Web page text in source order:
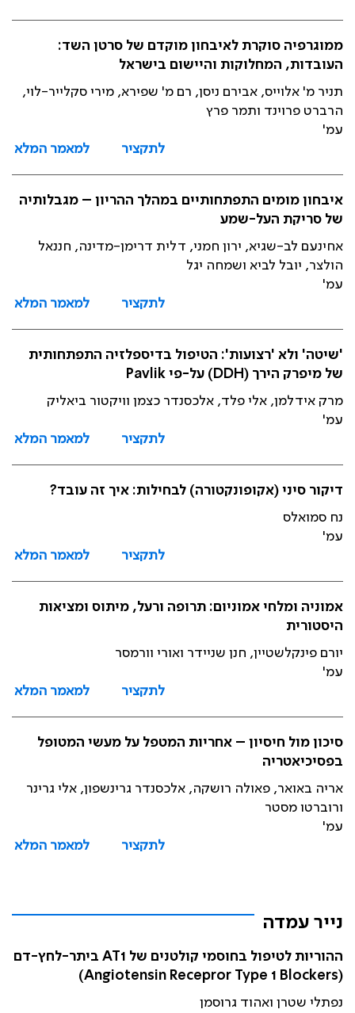
ממוגרפיה סוקרת לאיבחון מוקדם של סרטן השד:
העובדות, המחלוקות והיישום בישראל
תניר מ' אלוייס, אבירם ניסן, רם מ' שפירא, מירי סקלייר-לוי,
הרברט פרוינד ותמר פרץ
עמ'
לתקציר
למאמר המלא
איבחון מומים התפתחותיים במהלך ההריון – מגבלותיה
של סריקת העל-שמע
אחינעם לב-שגיא, ירון חמני, דלית דרימן-מדינה, חננאל
הולצר, יובל לביא ושמחה יגל
עמ'
לתקציר
למאמר המלא
'שיטה' ולא 'רצועות': הטיפול בדיספלזיה התפתחותית
של מיפרק הירך (DDH) על-פי Pavlik
מרק אידלמן, אלי פלד, אלכסנדר כצמן וויקטור ביאליק
עמ'
לתקציר
למאמר המלא
דיקור סיני (אקופונקטורה) לבחילות: איך זה עובד?
נח סמואלס
עמ'
לתקציר
למאמר המלא
אמוניה ומלחי אמוניום: תרופה ורעל, מיתוס ומציאות
היסטורית
יורם פינקלשטיין, חנן שניידר ואורי וורמסר
עמ'
לתקציר
למאמר המלא
סיכון מול חיסיון – אחריות המטפל על מעשי המטופל
בפסיכיאטריה
אריה באואר, פאולה רושקה, אלכסנדר גרינשפון, אלי גרינר
ורוברטו מסטר
עמ'
לתקציר
למאמר המלא
נייר עמדה
ההוריות לטיפול בחוסמי קולטנים של AT1 ביתר-לחץ-דם
(Angiotensin Recepror Type 1 Blockers)
נפתלי שטרן ואהוד גרוסמן